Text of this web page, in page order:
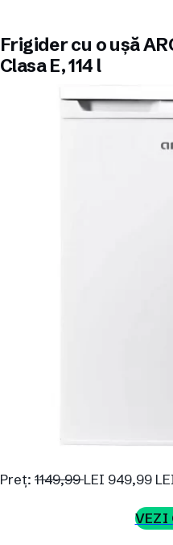
Frigider cu o ușă
Clasa E, 114 l
Preț: 1149,99LEI 949,99
VEZI